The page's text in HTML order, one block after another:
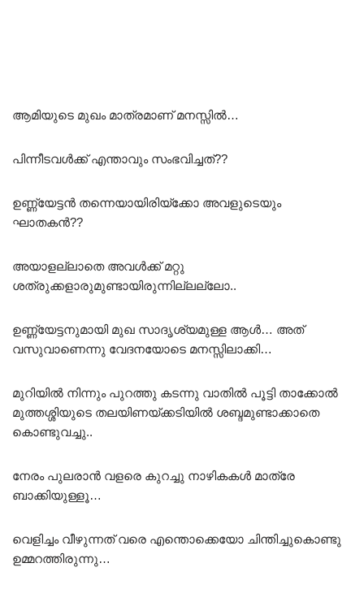
ആമിയുടെ മുഖം മാത്രമാണ് മനസ്സിൽ…
പിന്നീടവൾക്ക് എന്താവും സംഭവിച്ചത്??
ഉണ്ണ്യേട്ടൻ തന്നെയായിരിയ്ക്കോ അവളുടെയും
ഘാതകൻ??
അയാളല്ലാതെ അവൾക്ക് മറ്റു
ശത്രുക്കളാരുമുണ്ടായിരുന്നില്ലല്ലോ..
ഉണ്ണ്യേട്ടനുമായി മുഖ സാദൃശ്യമുള്ള ആൾ… അത്
വസുവാണെന്നു വേദനയോടെ മനസ്സിലാക്കി…
മുറിയിൽ നിന്നും പുറത്തു കടന്നു വാതിൽ പൂട്ടി താക്കോൽ
മുത്തശ്ശിയുടെ തലയിണയ്ക്കടിയിൽ ശബ്ദമുണ്ടാക്കാതെ
കൊണ്ടുവച്ചു..
നേരം പുലരാൻ വളരെ കുറച്ചു നാഴികകൾ മാത്രേ
ബാക്കിയുള്ളൂ…
വെളിച്ചം വീഴുന്നത് വരെ എന്തൊക്കെയോ ചിന്തിച്ചുകൊണ്ടു
ഉമ്മറത്തിരുന്നു…